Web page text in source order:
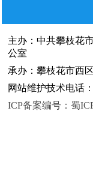
主办：中共攀枝
公室
承办：攀枝花市西
网站维护技术电话
ICP备案编号：蜀